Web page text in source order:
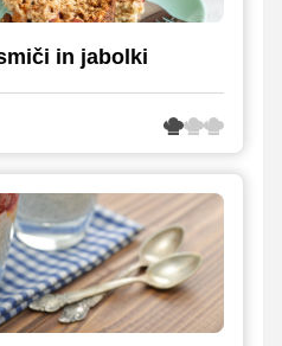
in jabolki